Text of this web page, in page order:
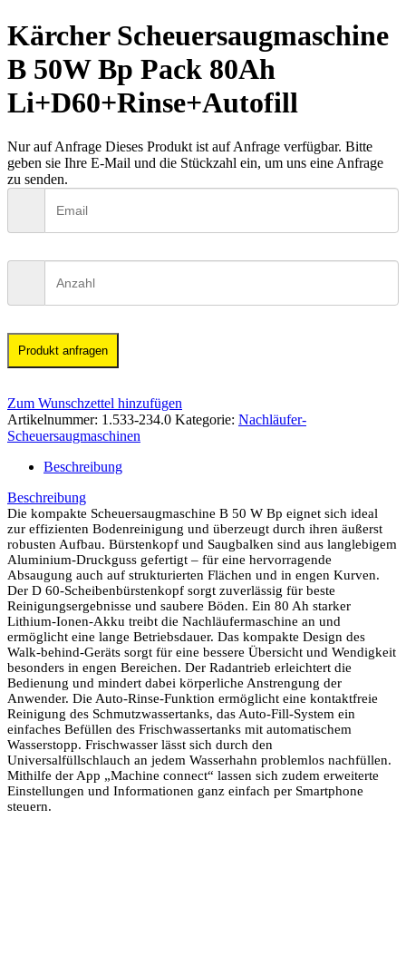
Kärcher Scheuersaugmaschine
B 50W Bp Pack 80Ah
Li+D60+Rinse+Autofill
Nur auf Anfrage Dieses Produkt ist auf Anfrage verfügbar. Bitte
geben sie Ihre E-Mail und die Stückzahl ein, um uns eine Anfrage
zu senden.
Produkt anfragen
Zum Wunschzettel hinzufügen
Artikelnummer: 1.533-234.0 Kategorie: Nachläufer-
Scheuersaugmaschinen
Beschreibung
Beschreibung
Die kompakte Scheuersaugmaschine B 50 W Bp eignet sich ideal
zur effizienten Bodenreinigung und überzeugt durch ihren äußerst
robusten Aufbau. Bürstenkopf und Saugbalken sind aus langlebigem
Aluminium-Druckguss gefertigt – für eine hervorragende
Absaugung auch auf strukturierten Flächen und in engen Kurven.
Der D 60-Scheibenbürstenkopf sorgt zuverlässig für beste
Reinigungsergebnisse und saubere Böden. Ein 80 Ah starker
Lithium-Ionen-Akku treibt die Nachläufermaschine an und
ermöglicht eine lange Betriebsdauer. Das kompakte Design des
Walk-behind-Geräts sorgt für eine bessere Übersicht und Wendigkeit
besonders in engen Bereichen. Der Radantrieb erleichtert die
Bedienung und mindert dabei körperliche Anstrengung der
Anwender. Die Auto-Rinse-Funktion ermöglicht eine kontaktfreie
Reinigung des Schmutzwassertanks, das Auto-Fill-System ein
einfaches Befüllen des Frischwassertanks mit automatischem
Wasserstopp. Frischwasser lässt sich durch den
Universalfüllschlauch an jedem Wasserhahn problemlos nachfüllen.
Mithilfe der App „Machine connect“ lassen sich zudem erweiterte
Einstellungen und Informationen ganz einfach per Smartphone
steuern.